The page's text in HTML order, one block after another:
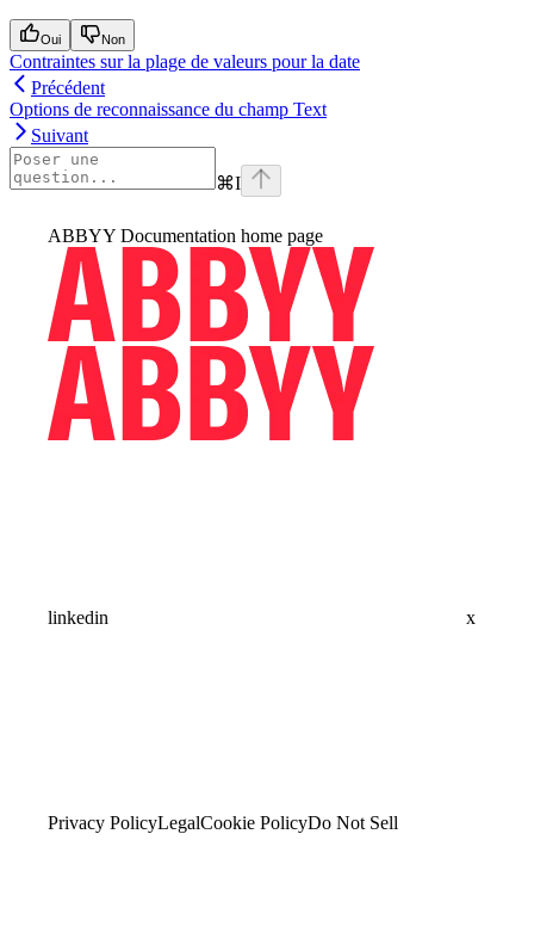
Oui Non
Contraintes sur la plage de valeurs pour la date
Précédent
Options de reconnaissance du champ Text
Suivant
⌘I
ABBYY Documentation home page
linkedin x
Privacy PolicyLegalCookie PolicyDo Not Sell